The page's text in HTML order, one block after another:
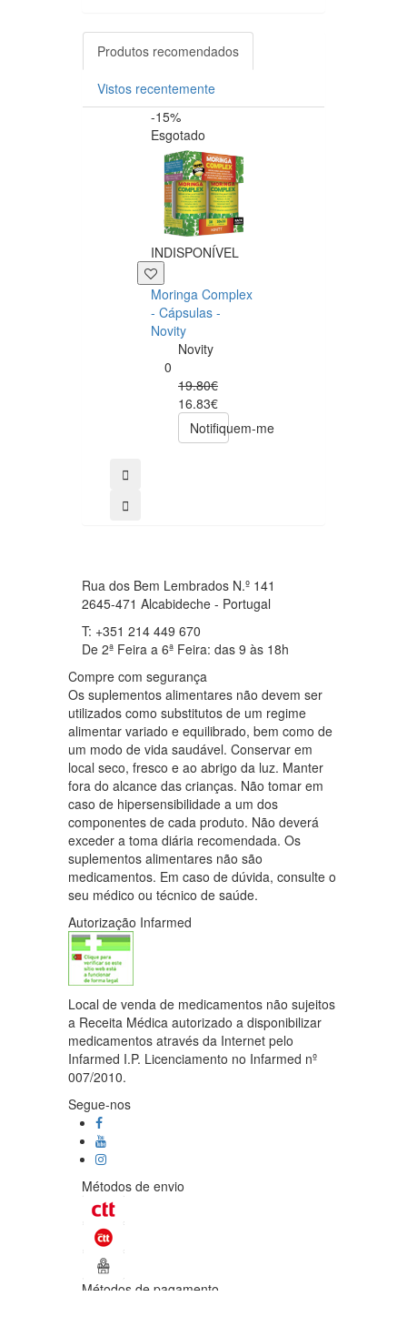
Produtos recomendados
Vistos recentemente
-15%
Esgotado
INDISPONÍVEL
Moringa Complex
- Cápsulas -
Novity
Novity
0
19.80€
16.83€
Notifiquem-me
Rua dos Bem Lembrados N.º 141
2645-471 Alcabideche - Portugal
T: +351 214 449 670
De 2ª Feira a 6ª Feira: das 9 às 18h
Compre com segurança
Os suplementos alimentares não devem ser
utilizados como substitutos de um regime
alimentar variado e equilibrado, bem como de
um modo de vida saudável. Conservar em
local seco, fresco e ao abrigo da luz. Manter
fora do alcance das crianças. Não tomar em
caso de hipersensibilidade a um dos
componentes de cada produto. Não deverá
exceder a toma diária recomendada. Os
suplementos alimentares não são
medicamentos. Em caso de dúvida, consulte o
seu médico ou técnico de saúde.
Autorização Infarmed
Local de venda de medicamentos não sujeitos
a Receita Médica autorizado a disponibilizar
medicamentos através da Internet pelo
Infarmed I.P. Licenciamento no Infarmed nº
007/2010.
Segue-nos
Métodos de envio
Métodos de pagamento